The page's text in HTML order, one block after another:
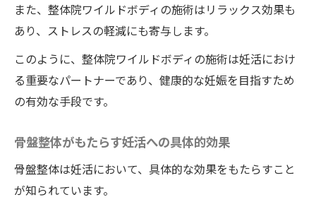
整体院ワイルドボディの施術でストレスを軽減
し妊活をサポートする喜びの声
整体院ワイルドボディの施術によるストレ
ス緩和の効果と体験談
妊活ストレスに対する整体院ワイルドボデ
声とその効果
また、整体院ワイルドボディの施術はリラックス効果も
あり、ストレスの軽減にも寄与します。
このように、整体院ワイルドボディの施術は妊活におけ
る重要なパートナーであり、健康的な妊娠を目指すため
の有効な手段です。
骨盤整体がもたらす妊活への具体的効果
骨盤整体は妊活において、具体的な効果をもたらすこと
が知られています。